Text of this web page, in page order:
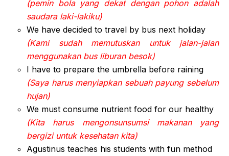
(pemin bola yang dekat dengan pohon adalah
saudara laki-lakiku)
We have decided to travel by bus next holiday
(Kami sudah memutuskan untuk jalan-jalan
menggunakan bus liburan besok)
I have to prepare the umbrella before raining
(Saya harus menyiapkan sebuah payung sebelum
hujan)
We must consume nutrient food for our healthy
(Kita harus mengonsunsumsi makanan yang
bergizi untuk kesehatan kita)
Agustinus teaches his students with fun method